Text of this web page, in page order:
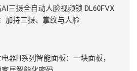
三摄全自动人脸视频锁 DL60FVX
加持三摄、掌纹与人脸
器H系列智能面板：一块面板，